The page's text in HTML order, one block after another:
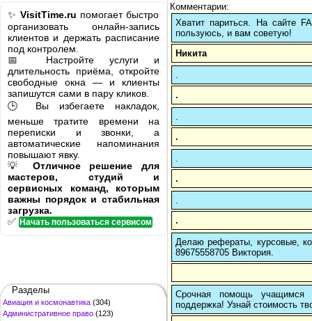
✨ VisitTime.ru помогает быстро
организовать онлайн-запись
клиентов и держать расписание
под контролем.
📅 Настройте услуги и
длительность приёма, откройте
свободные окна — и клиенты
запишутся сами в пару кликов.
🕒 Вы избегаете накладок,
меньше тратите времени на
переписки и звонки, а
автоматические напоминания
повышают явку.
💡 Отличное решение для
мастеров, студий и
сервисных команд, которым
важны порядок и стабильная
загрузка.
✅ Начать пользоваться сервисом
Разделы
Авиация и космонавтика (304)
Административное право (123)
Комментарии:
Хватит париться. На сайте
пользуюсь, и вам советую!
Никита
.
.
.
.
Делаю рефераты, курсовые,
89675558705 Виктория.
Срочная помощь учащимся в
поддержка! Узнай стоимость